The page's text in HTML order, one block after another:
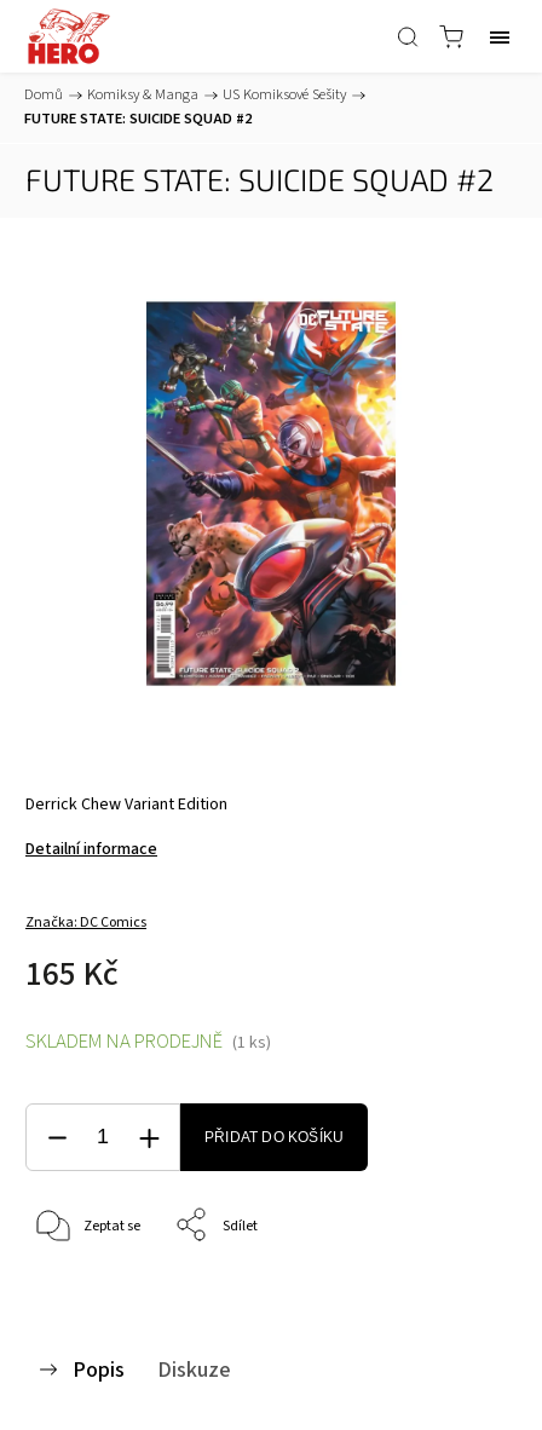
Domů / Komiksy & Manga / US Komiksové Sešity /
FUTURE STATE: SUICIDE SQUAD #2
FUTURE STATE: SUICIDE SQUAD #2
Derrick Chew Variant Edition
Detailní informace
Značka:DC Comics
165 Kč
SKLADEM NA PRODEJNĚ (1 ks)
PŘIDAT DO KOŠÍKU
Zeptat se Sdílet
Popis Diskuze